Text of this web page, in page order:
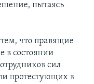
пытаясь
тем, что правящие
в состоянии
сил
протестующих в